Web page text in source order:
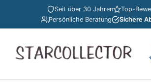
Seit über 30 Jahren
Top-
Persönliche Beratung
Sichere